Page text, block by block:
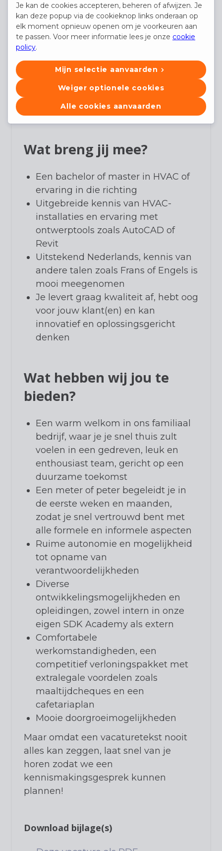
Innovatie:je onderzoekt nieuwe
technieken en integreert duurzame
energietechnologieën in projecten.
Klantgerichtheid:
relaties op met klanten, architecten
en aannemers.
Wat breng jij mee?
Een bachelor of master in HVAC of
ervaring in die richting
Uitgebreide kennis van HVAC-
installaties en ervaring met
ontwerptools zoals AutoCAD of
Revit
Uitstekend Nederlands, kennis van
andere talen zoals Frans of Engels is
mooi meegenomen
Je levert graag kwaliteit af, hebt oog
voor jouw klant(en) en kan
innovatief en oplossingsgericht
denken
Wat hebben wij jou te
bieden?
Een warm welkom in ons familiaal
bedrijf, waar je je snel thuis zult
voelen in een gedreven, leuk en
enthousiast team, gericht op een
duurzame toekomst
Een meter of peter begeleidt je in
de eerste weken en maanden,
zodat je snel vertrouwd bent met
alle formele en informele aspecten
Ruime autonomie en mogelijkheid
tot opname van
verantwoordelijkheden
Diverse
ontwikkelingsmogelijkheden en
opleidingen, zowel intern in onze
eigen SDK Academy als extern
Comfortabele
werkomstandigheden, een
competitief verloningspakket met
extralegale voordelen zoals
maaltijdcheques en een
cafetariaplan
Mooie doorgroeimogelijkheden
Maar omdat een vacaturetekst nooit
alles kan zeggen, laat snel van je
horen zodat we een
kennismakingsgesprek kunnen
plannen!
Download bijlage(s)
Je kan de cookies accepteren, beheren of afwijzen. Je
kan deze popup via de cookieknop links onderaan op
elk moment opnieuw openen om je voorkeuren aan
te passen. Voor meer informatie lees je onze cookie
policy.
Mijn selectie aanvaarden
Weiger optionele cookies
Alle cookies aanvaarden